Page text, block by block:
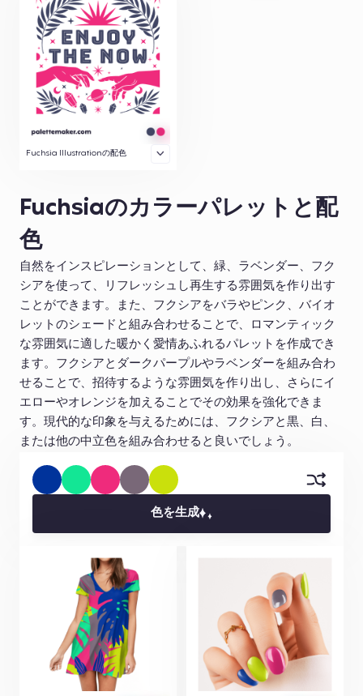
Fuchsia Illustrationの配色
Fuchsiaのカラーパレットと配
色
自然をインスピレーションとして、緑、ラベンダー、フク
シアを使って、リフレッシュし再生する雰囲気を作り出す
ことができます。また、フクシアをバラやピンク、バイオ
レットのシェードと組み合わせることで、ロマンティック
な雰囲気に適した暖かく愛情あふれるパレットを作成でき
ます。フクシアとダークパープルやラベンダーを組み合わ
せることで、招待するような雰囲気を作り出し、さらにイ
エローやオレンジを加えることでその効果を強化できま
す。現代的な印象を与えるためには、フクシアと黒、白、
または他の中立色を組み合わせると良いでしょう。
色を生成